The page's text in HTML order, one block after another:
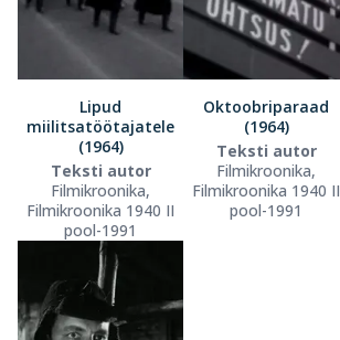
Lipud
miilitsatöötajatele
(1964)
Teksti autor
Filmikroonika,
Filmikroonika 1940 II
pool-1991
Oktoobriparaad
(1964)
Teksti autor
Filmikroonika,
Filmikroonika 1940 II
pool-1991